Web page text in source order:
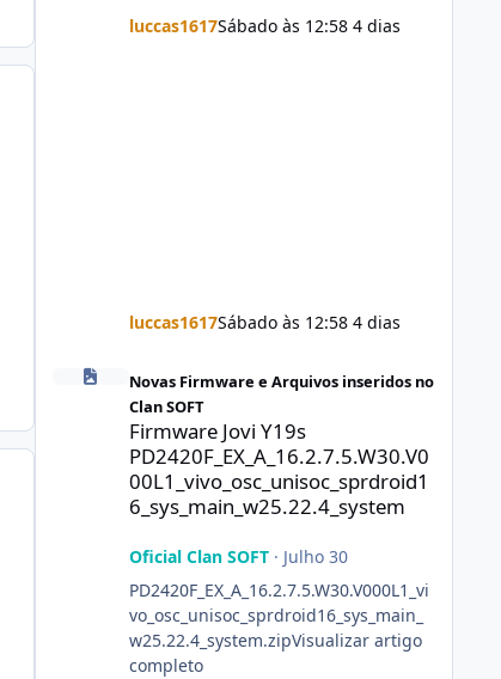
luccas1617Sábado às 12:58 4 dias
luccas1617Sábado às 12:58 4 dias
Firmware Jovi Y19s
Novas Firmware e Arquivos inseridos no
Clan SOFT
Firmware Jovi Y19s
PD2420F_EX_A_16.2.7.5.W30.V0
00L1_vivo_osc_unisoc_sprdroid1
6_sys_main_w25.22.4_system
Oficial Clan SOFT· Julho 30
PD2420F_EX_A_16.2.7.5.W30.V000L1_vi
vo_osc_unisoc_sprdroid16_sys_main_
w25.22.4_system.zipVisualizar artigo
completo